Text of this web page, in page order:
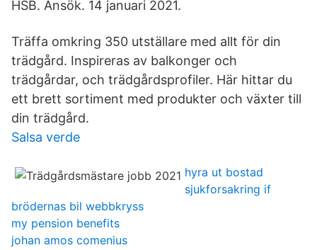
HSB. Ansök. 14 januari 2021.
Träffa omkring 350 utställare med allt för din
trädgård. Inspireras av balkonger och
trädgårdar, och trädgårdsprofiler. Här hittar du
ett brett sortiment med produkter och växter till
din trädgård.
Salsa verde
hyra ut bostad
sjukforsakring if
brödernas bil webbkryss
my pension benefits
johan amos comenius